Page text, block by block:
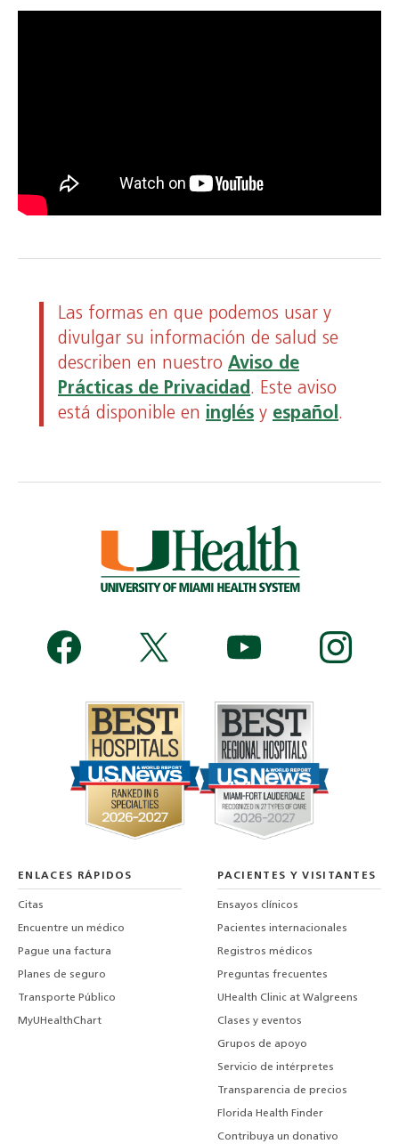
Las formas en que podemos usar y
divulgar su información de salud se
describen en nuestro Aviso de
Prácticas de Privacidad . Este aviso
está disponible en inglés y español .
ENLACES RÁPIDOS
Citas
Encuentre un médico
Pague una factura
Planes de seguro
Transporte Público
MyUHealthChart
PACIENTES Y VISITANTES
Ensayos clínicos
Pacientes internacionales
Registros médicos
Preguntas frecuentes
UHealth Clinic at Walgreens
Clases y eventos
Grupos de apoyo
Servicio de intérpretes
Transparencia de precios
Florida Health Finder
Contribuya un donativo